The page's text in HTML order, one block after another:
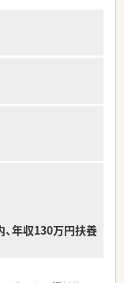
り、M＆Aではなく
を胸に、患者様との
定されており、能力
意欲と熱意に溢れ
年収130万円扶養